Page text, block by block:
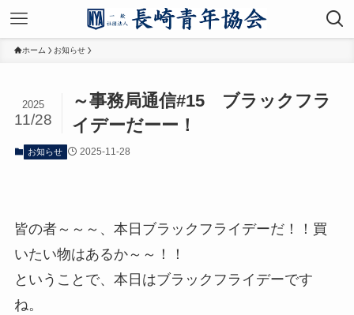
ホーム お知らせ
～事務局通信#15 ブラックフラ
イデーだーー！
2025
11/28
お知らせ 2025-11-28
皆の者～～～、本日ブラックフライデーだ！！買
いたい物はあるか～～！！
ということで、本日はブラックフライデーです
ね。